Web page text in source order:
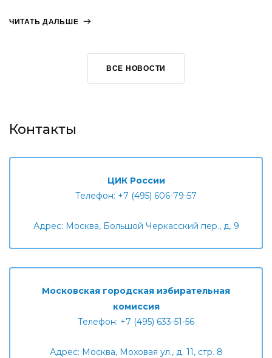
ЧИТАТЬ ДАЛЬШЕ
ВСЕ НОВОСТИ
Контакты
ЦИК России
Телефон: +7 (495) 606-79-57
Адрес: Москва, Большой Черкасский пер., д. 9
Московская городская избирательная
комиссия
Телефон: +7 (495) 633-51-56
Адрес: Москва, Моховая ул., д. 11, стр. 8